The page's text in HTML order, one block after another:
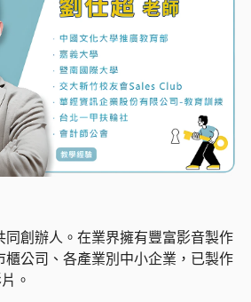
創辦人。在業界擁有豐富影音製作
公司、各產業別中小企業，已製作
。